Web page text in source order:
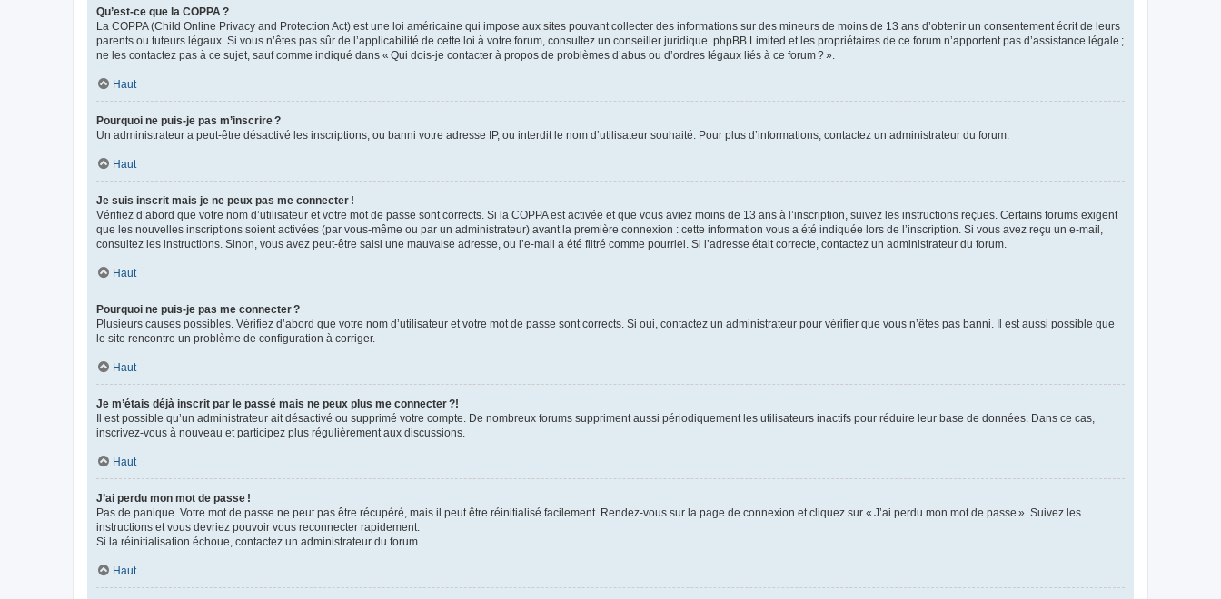
Qu’est-ce que la COPPA ?
La COPPA (Child Online Privacy and Protection Act) est une loi américaine qui impose aux sites pouvant collecter des informations sur des mineurs de moins de 13 ans d’obtenir un consentement écrit de leurs
parents ou tuteurs légaux. Si vous n’êtes pas sûr de l’applicabilité de cette loi à votre forum, consultez un conseiller juridique. phpBB Limited et les propriétaires de ce forum n’apportent pas d’assistance légale ;
ne les contactez pas à ce sujet, sauf comme indiqué dans « Qui dois-je contacter à propos de problèmes d’abus ou d’ordres légaux liés à ce forum ? ».
Haut
Pourquoi ne puis-je pas m’inscrire ?
Un administrateur a peut-être désactivé les inscriptions, ou banni votre adresse IP, ou interdit le nom d’utilisateur souhaité. Pour plus d’informations, contactez un administrateur du forum.
Haut
Je suis inscrit mais je ne peux pas me connecter !
Vérifiez d’abord que votre nom d’utilisateur et votre mot de passe sont corrects. Si la COPPA est activée et que vous aviez moins de 13 ans à l’inscription, suivez les instructions reçues. Certains forums exigent
que les nouvelles inscriptions soient activées (par vous-même ou par un administrateur) avant la première connexion : cette information vous a été indiquée lors de l’inscription. Si vous avez reçu un e-mail,
consultez les instructions. Sinon, vous avez peut-être saisi une mauvaise adresse, ou l’e-mail a été filtré comme pourriel. Si l’adresse était correcte, contactez un administrateur du forum.
Haut
Pourquoi ne puis-je pas me connecter ?
Plusieurs causes possibles. Vérifiez d’abord que votre nom d’utilisateur et votre mot de passe sont corrects. Si oui, contactez un administrateur pour vérifier que vous n’êtes pas banni. Il est aussi possible que
le site rencontre un problème de configuration à corriger.
Haut
Je m’étais déjà inscrit par le passé mais ne peux plus me connecter ?!
Il est possible qu’un administrateur ait désactivé ou supprimé votre compte. De nombreux forums suppriment aussi périodiquement les utilisateurs inactifs pour réduire leur base de données. Dans ce cas,
inscrivez-vous à nouveau et participez plus régulièrement aux discussions.
Haut
J’ai perdu mon mot de passe !
Pas de panique. Votre mot de passe ne peut pas être récupéré, mais il peut être réinitialisé facilement. Rendez-vous sur la page de connexion et cliquez sur « J’ai perdu mon mot de passe ». Suivez les
instructions et vous devriez pouvoir vous reconnecter rapidement.
Si la réinitialisation échoue, contactez un administrateur du forum.
Haut